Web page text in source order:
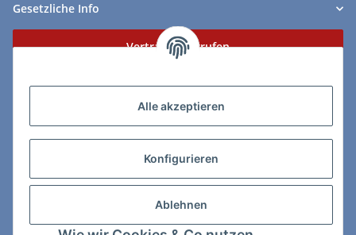
Alle akzeptieren
Konfigurieren
Ablehnen
Gesetzliche Info
Vertrag widerrufen
ChessWare Schachversand